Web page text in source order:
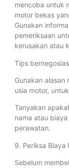
mencoba untuk
motor bekas
Gunakan
pemeriksaan
kerusakan atau
Tips
Gunakan alasan
usia motor,
Tanyakan
nama atau
perawatan.
9. Periksa Biaya
Sebelum